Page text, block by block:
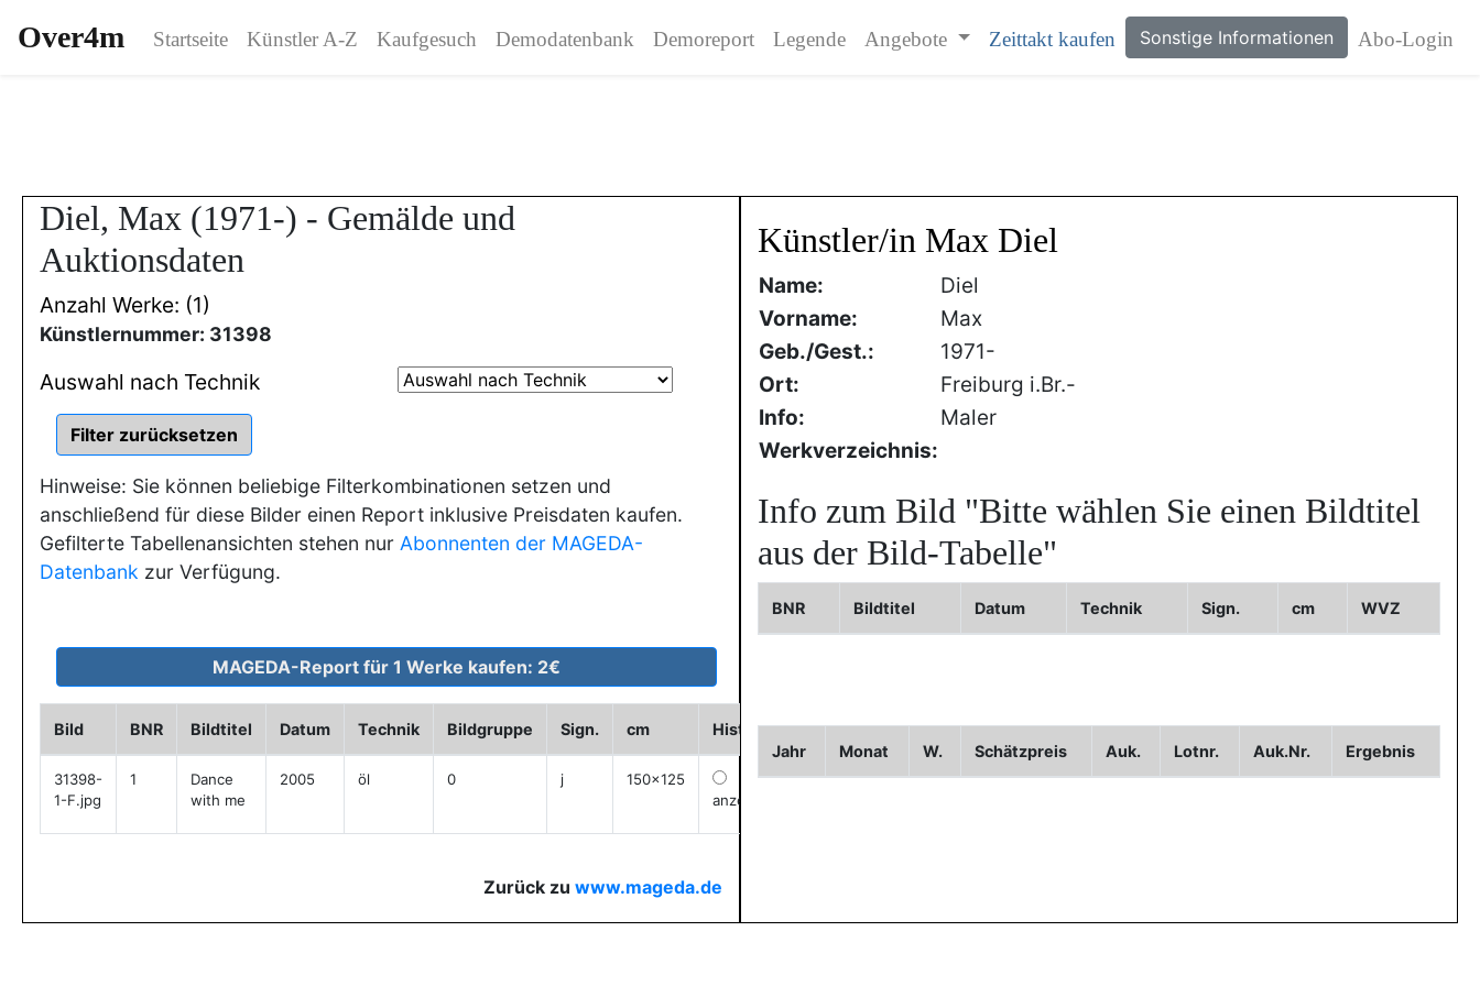
Over4m Startseite Künstler A-Z Kaufgesuch Demodatenbank Demoreport Legende Angebote Zeittakt kaufen Sonstige Informationen Abo-Login
Diel, Max (1971-) - Gemälde und
Auktionsdaten
Anzahl Werke: (1)
Künstlernummer: 31398
Auswahl nach Technik
Hinweise: Sie können beliebige Filterkombinationen setzen und
anschließend für diese Bilder einen Report inklusive Preisdaten kaufen.
Gefilterte Tabellenansichten stehen nur Abonnenten der MAGEDA-
Datenbank zur Verfügung.
Bild BNR Bildtitel Datum Technik Bildgruppe Sign. cm Historie WVZ Bild2 Bild3
31398-
1-F.jpg
1
Dance
with me
2005 öl 0 j
150x125
anzeigen
Zurück zu www.mageda.de
Künstler/in Max Diel
Name:
Diel
Vorname:
Max
Geb./Gest.:
1971-
Ort:
Freiburg i.Br.-
Info:
Maler
Werkverzeichnis:
Info zum Bild "Bitte wählen Sie einen Bildtitel
aus der Bild-Tabelle"
BNR Bildtitel Datum Technik Sign. cm WVZ
Jahr Monat W. Schätzpreis Auk. Lotnr. Auk.Nr. Ergebnis